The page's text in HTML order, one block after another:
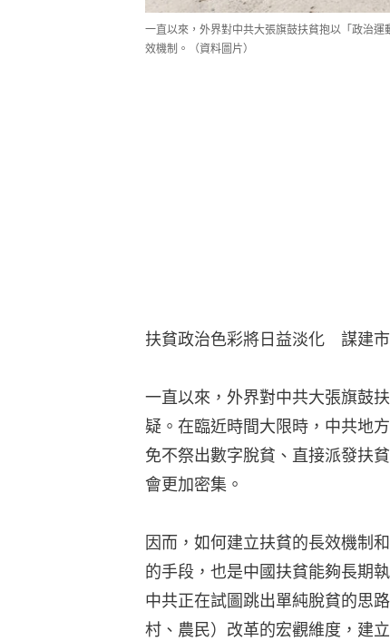
一直以來，外界對中共大張旗鼓扶貧抱以「政治
效機制。（資料圖片）
扶貧政治色彩將日益淡化　謀建
一直以來，外界對中共大張旗鼓
疑。在臨近時間大限時，中共地
免不祭出數字脫貧、直接派發扶
會更加密集。
因而，如何建立扶貧的長效機制
的手段，也是中國扶貧能夠長期
中共正在試圖跳出單純脫貧的思
村、農民）改革的宏觀維度，建